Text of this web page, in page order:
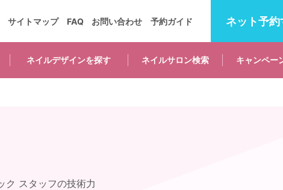
ネット予約
ネイルデザインを探す ネイルサロン検索 キャンペー
サイトマップ FAQ お問い合わせ 予約ガイド
ク スタッフの技術力